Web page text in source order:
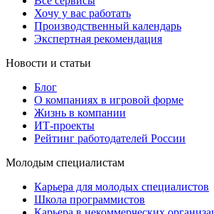
Хочу у вас работать
Производственный календарь
Экспертная рекомендация
Новости и статьи
Блог
О компаниях в игровой форме
Жизнь в компании
ИТ-проекты
Рейтинг работодателей России
Молодым специалистам
Карьера для молодых специалистов
Школа программистов